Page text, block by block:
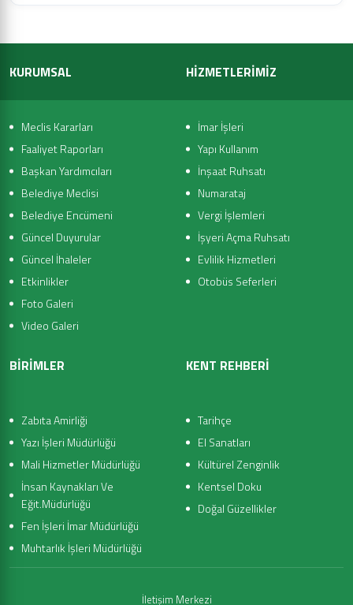
KURUMSAL
Meclis Kararları
Faaliyet Raporları
Başkan Yardımcıları
Belediye Meclisi
Belediye Encümeni
Güncel Duyurular
Güncel İhaleler
Etkinlikler
Foto Galeri
Video Galeri
HİZMETLERİMİZ
İmar İşleri
Yapı Kullanım
İnşaat Ruhsatı
Numarataj
Vergi İşlemleri
İşyeri Açma Ruhsatı
Evlilik Hizmetleri
Otobüs Seferleri
BİRİMLER
Zabıta Amirliği
Yazı İşleri Müdürlüğü
Mali Hizmetler Müdürlüğü
İnsan Kaynakları Ve
Eğit.Müdürlüğü
Fen İşleri İmar Müdürlüğü
Muhtarlık İşleri Müdürlüğü
KENT REHBERİ
Tarihçe
El Sanatları
Kültürel Zenginlik
Kentsel Doku
Doğal Güzellikler
İletişim Merkezi